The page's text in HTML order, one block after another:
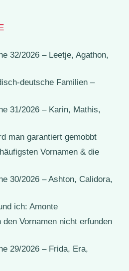
32/2026 – Leetje, Agathon,
deutsche Familien –
31/2026 – Karin, Mathis,
man garantiert gemobbt
Vornamen & die
30/2026 – Ashton, Calidora,
ich: Amonte
Vornamen nicht erfunden
29/2026 – Frida, Era,